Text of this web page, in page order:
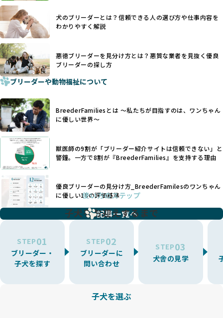
あり、実際の現場や日々のケアの状況がわからないため、営
利優先の「悪徳ブリーダー」が含まれるリスクが高まりま
す。
BreederFamiliesでは、ワンちゃんを大切にする「優良ブリ
ーダー」のみを紹介するために、法令を超えた独自の基準を
設け、ブリーダーの理念や飼育環境の厳格なチェックを行っ
ています。
一部の営利優先のブリーディングでは、母犬の出産負担を考
えずに大量繁殖が行われ、親犬が心身ともに疲弊するケース
が見られます。さらに、コストカットのために食事を減らし
たり、栄養のない食事を与える、適切な健康管理が行われな
いなど、ワンちゃんの健康と福祉が犠牲にされることも少な
くありません。
また、健康リスクが予測しづらいミックス犬の繁殖や、愛情
が行き届かない多頭飼育等も問題です。これらのブリーディ
ング手法は、ワンちゃんの福祉を無視し、利益のみを追求す
るブリーダーによるものが多く、消費者にとっても深刻な課
題となっています。
BreederFamiliesでは、こうしたワンちゃんに優しくないブ
リーディングをなくすため、すべてのワンちゃんを家族のよ
うに大切に飼育・繁殖を行っている「優良ブリーダー」のみ
BreederFamiliesでは、アニマルウェルフェアを最優先に考
えた6つの絶対基準と12の総合基準を設定しています。これに
ことを徹底しています。
BreederFamiliesでは、以下の6項目を必須条件とし、これら
一方、営利優先ブリーダーでは「見た目が良く売れやすい」
ことを理由に断尾や断耳を行うことがあり、中には麻酔なし
で処置するケースも見受けられます。
「耳やしっぽを切らない」詳細はこちら
犬種ごとに異なる健康リスクや育て方のポイントを理解し、
適切に対応するためには、深い知識と豊富な経験が欠かせま
せん。現在、犬種は200種類以上あり、それぞれに特有の健康
たとえば、パグは呼吸器系のトラブルを抱えやすく、ラブラ
ドール・レトリバーには股関節形成不全への注意が必要で
す。このような犬種ごとの違いを熟知し、適切なケアを提供
できるかどうかは、ブリーダーの専門性に大きく関わりま
す。
優良ブリーダーは、少数の犬種（一般的に3種以内）に絞って
繁殖を行い、各犬種の特徴を熟知しています。これにより、
犬種ごとの健康管理や繁殖において質の高いケアを提供する
ことが可能です。
一方、営利優先ブリーダーは流行や需要に応じて扱う犬種を
増やす傾向があり、犬種ごとに異なる健康問題や適切な育成
環境を十分に考慮しない場合があります。こうしたブリーダ
たりストレスを抱えたりするリスクが高まります。
「少数の犬種に集中」の詳細はこちら
すが、無計画な交配には健康リスクが伴います。異なる犬種
の特徴を持つことで予測しにくい健康問題が発生する可能性
が高く、診断や治療も複雑化する場合があります。また、ミ
犬のブリーダーとは？信頼できる人の選び方や仕事内容を
わかりやすく解説
悪徳ブリーダーを見分け方とは？悪質な業者を見抜く優良
ブリーダーの探し方
ブリーダーや動物福祉について
BreederFamiliesとは 〜私たちが目指すのは、ワンちゃん
に優しい世界〜
獣医師の9割が「ブリーダー紹介サイトは信頼できない」と
警鐘。一方で8割が『BreederFamilies』を支持する理由
優良ブリーダーの見分け方_BreederFamilesのワンちゃん
に優しい18の評価基準
記事一覧へ
使い方のステップ
子犬をお迎えするまで
STEP01
ブリーダー・
子犬を探す
STEP02
ブリーダーに
問い合わせ
STEP03
犬舎の見学
子犬を選ぶ